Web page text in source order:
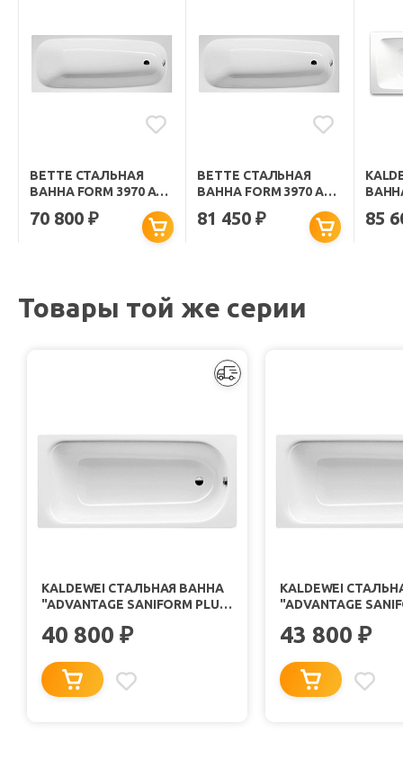
BETTE СТАЛЬНАЯ
ВАННА FORM 3970 AD
70 800₽
BETTE СТАЛЬНАЯ
ВАННА FORM 3970 AD
81 450₽ 85
Товары той же серии
KALDEWEI СТАЛЬНАЯ ВАННА
"ADVANTAGE SANIFORM PLUS
40 800 ₽
KALDEWEI
"ADVANTAGE
43 800 ₽